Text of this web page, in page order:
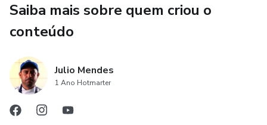
• Dicas profissionais de preparo, corte e montagem
• A fusão entre o poké havaiano e os sabores do Brasil
Este livro foi criado para apaixonados por gastronomia,
cozinheiros profissionais, empreendedores da cozinha e
todos que desejam compreender a verdadeira alma do
poké.
Saiba mais sobre quem criou o
conteúdo
Julio Mendes
1 Ano Hotmarter